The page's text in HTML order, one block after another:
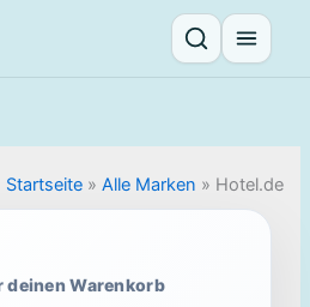
Suche öffnen
Menü
Startseite» Alle Marken » Hotel.de
deinen Warenkorb